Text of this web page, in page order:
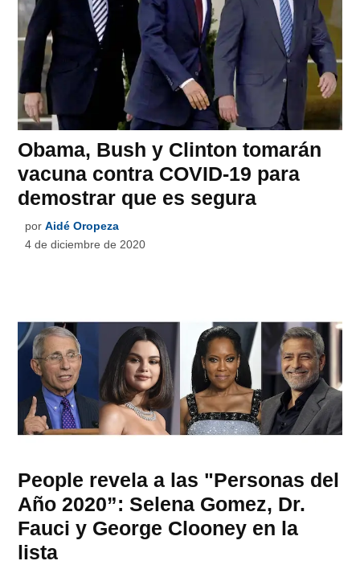
Obama, Bush y Clinton tomarán
vacuna contra COVID-19 para
demostrar que es segura
por Aidé Oropeza
4 de diciembre de 2020
People revela a las "Personas del
Año 2020”: Selena Gomez, Dr.
Fauci y George Clooney en la
lista